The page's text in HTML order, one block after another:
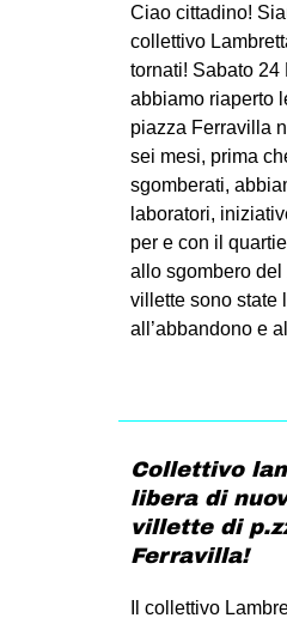
Ciao cittadino!
collettivo
tornati! Sabato 24
abbiamo riaperto
piazza Ferravilla
sei mesi, prima
sgomberati,
laboratori,
per e con il
allo sgombero del
villette sono state
all’abbandono e
Collettivo
libera di
villette di
Ferravilla!
Il collettivo